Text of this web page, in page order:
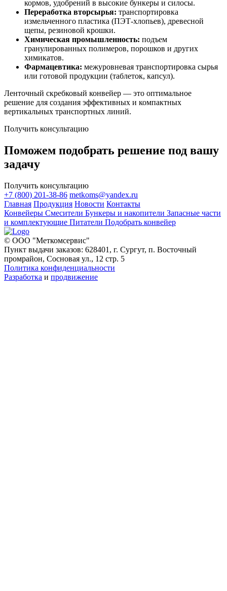
кормов, удобрений в высокие бункеры и силосы.
Переработка вторсырья: транспортировка
измельченного пластика (ПЭТ-хлопьев), древесной
щепы, резиновой крошки.
Химическая промышленность: подъем
гранулированных полимеров, порошков и других
химикатов.
Фармацевтика: межуровневая транспортировка сырья
или готовой продукции (таблеток, капсул).
Ленточный скребковый конвейер — это оптимальное
решение для создания эффективных и компактных
вертикальных транспортных линий.
Получить консультацию
Поможем подобрать решение под вашу
задачу
Получить консультацию
+7 (800) 201-38-86 metkoms@yandex.ru
Главная Продукция Новости Контакты
Конвейеры Смесители Бункеры и накопители Запасные части
и комплектующие Питатели Подобрать конвейер
© ООО "Меткомсервис"
Пункт выдачи заказов: 628401, г. Сургут, п. Восточный
промрайон, Сосновая ул., 12 стр. 5
Политика конфиденциальности
Разработка и продвижение